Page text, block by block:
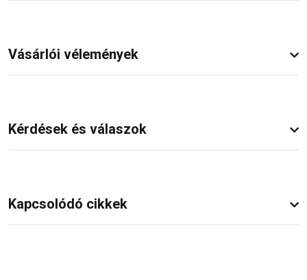
Vásárlói vélemények
Kérdések és válaszok
Kapcsolódó cikkek